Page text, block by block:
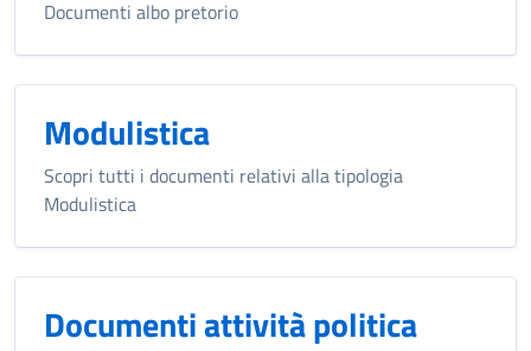
Documenti albo pretorio
Modulistica
Scopri tutti i documenti relativi alla tipologia
Modulistica
Documenti attività politica